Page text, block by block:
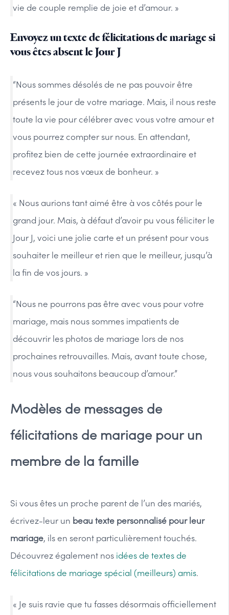
vie de couple remplie de joie et d’amour. »
Envoyez un texte de félicitations de mariage si
vous êtes absent le Jour J
“Nous sommes désolés de ne pas pouvoir être
présents le jour de votre mariage. Mais, il nous reste
toute la vie pour célébrer avec vous votre amour et
vous pourrez compter sur nous. En attendant,
profitez bien de cette journée extraordinaire et
recevez tous nos vœux de bonheur. »
« Nous aurions tant aimé être à vos côtés pour le
grand jour. Mais, à défaut d’avoir pu vous féliciter le
Jour J, voici une jolie carte et un présent pour vous
souhaiter le meilleur et rien que le meilleur, jusqu’à
la fin de vos jours. »
“Nous ne pourrons pas être avec vous pour votre
mariage, mais nous sommes impatients de
découvrir les photos de mariage lors de nos
prochaines retrouvailles. Mais, avant toute chose,
nous vous souhaitons beaucoup d’amour.”
Modèles de messages de
félicitations de mariage pour un
membre de la famille
Si vous êtes un proche parent de l’un des mariés,
écrivez-leur un beau texte personnalisé pour leur
mariage, ils en seront particulièrement touchés.
Découvrez également nos idées de textes de
félicitations de mariage spécial (meilleurs) amis.
« Je suis ravie que tu fasses désormais officiellement